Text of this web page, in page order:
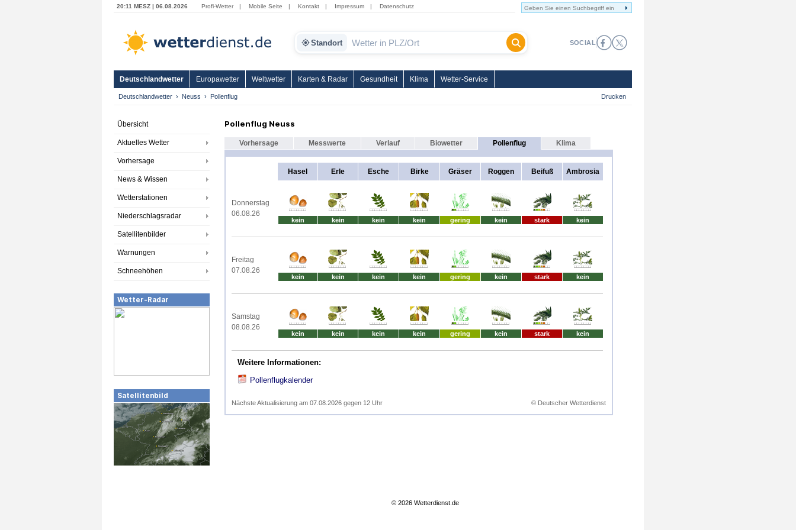
20:11 MESZ | 06.08.2026 Profi-Wetter | Mobile Seite | Kontakt | Impressum | Datenschutz
Standort SOCIAL
Deutschlandwetter Europawetter Weltwetter Karten & Radar Gesundheit Klima Wetter-Service
Deutschlandwetter Neuss Pollenflug Drucken
Übersicht
Aktuelles Wetter
Vorhersage
News & Wissen
Wetterstationen
Niederschlagsradar
Satellitenbilder
Warnungen
Schneehöhen
Wetter-Radar
Satellitenbild
Pollenflug Neuss
Vorhersage Messwerte Verlauf Biowetter Pollenflug Klima
Hasel Erle Esche Birke Gräser Roggen Beifuß Ambrosia
Donnerstag
06.08.26
kein kein kein kein gering kein stark kein
Freitag
07.08.26
kein kein kein kein gering kein stark kein
Samstag
08.08.26
kein kein kein kein gering kein stark kein
Weitere Informationen:
Pollenflugkalender
Nächste Aktualisierung am 07.08.2026 gegen 12 Uhr © Deutscher Wetterdienst
© 2026 Wetterdienst.de